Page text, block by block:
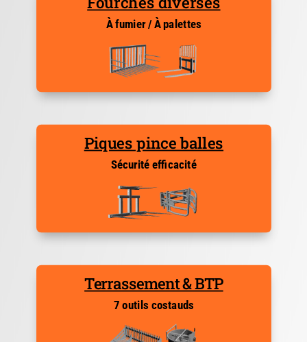
À fumier / À palettes
Piques pince balles
Sécurité efficacité
Terrassement & BTP
7 outils costauds